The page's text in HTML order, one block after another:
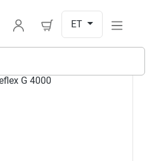
on 0 toodet soovinimekirjas
ET